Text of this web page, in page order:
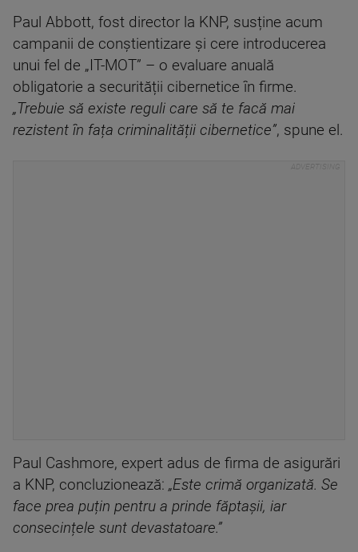
Paul Abbott, fost director la KNP, susține acum
campanii de conștientizare și cere introducerea
unui fel de „IT-MOT” – o evaluare anuală
obligatorie a securității cibernetice în firme.
„Trebuie să existe reguli care să te facă mai
rezistent în fața criminalității cibernetice”, spune el.
Paul Cashmore, expert adus de firma de asigurări
a KNP, concluzionează: „Este crimă organizată. Se
face prea puțin pentru a prinde făptașii, iar
consecințele sunt devastatoare.”